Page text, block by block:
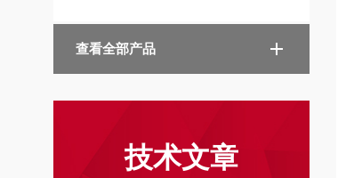
查看全部产品
技术文章